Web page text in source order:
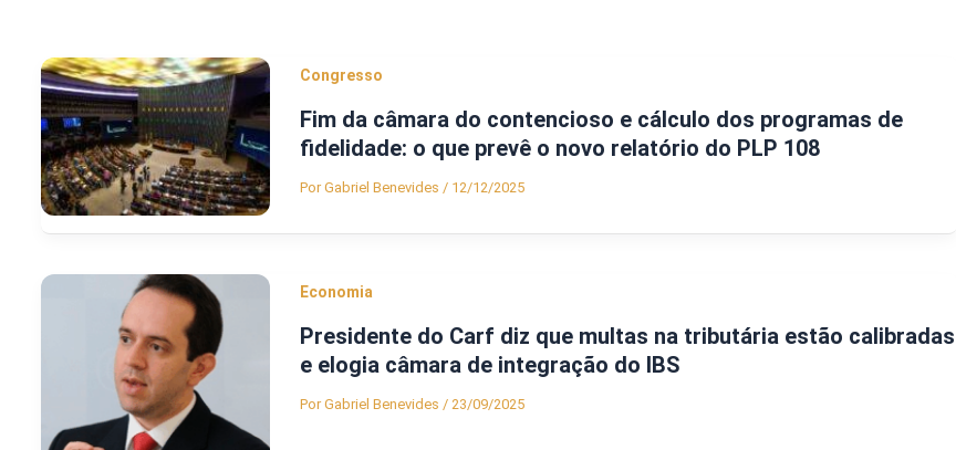
Congresso
Fim da câmara do contencioso e cálculo dos programas de
fidelidade: o que prevê o novo relatório do PLP 108
PorGabriel Benevides / 12/12/2025
Economia
Presidente do Carf diz que multas na tributária estão calibradas
e elogia câmara de integração do IBS
PorGabriel Benevides / 23/09/2025